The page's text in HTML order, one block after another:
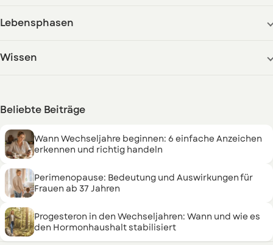
Lebensphasen
Wissen
Beliebte Beiträge
Wann Wechseljahre beginnen: 6 einfache Anzeichen
erkennen und richtig handeln
Perimenopause: Bedeutung und Auswirkungen für
Frauen ab 37 Jahren
Progesteron in den Wechseljahren: Wann und wie es
den Hormonhaushalt stabilisiert